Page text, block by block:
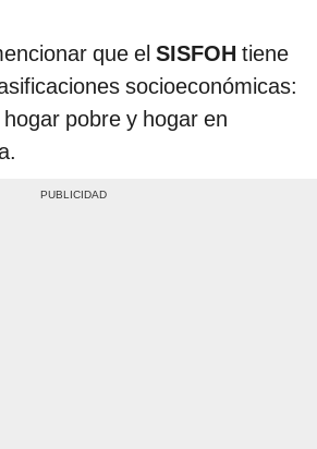
que el SISFOH tiene
socioeconómicas:
pobre y hogar en